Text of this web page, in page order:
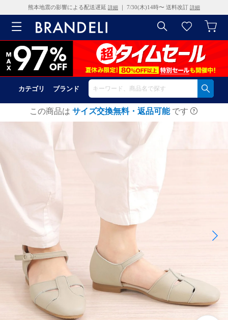
熊本地震の影響による配送遅延 詳細 ｜ 7/30(木)14時〜 送料改訂 詳細
カテゴリ ブランド
この商品は サイズ交換無料・返品可能 です